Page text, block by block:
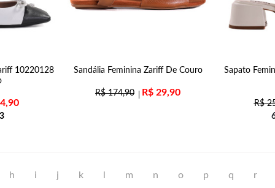
10220128
Sandália Feminina Zariff De Couro
R$174,90 R$ 29,90
Sapato
R$
h i j k m n o p q r